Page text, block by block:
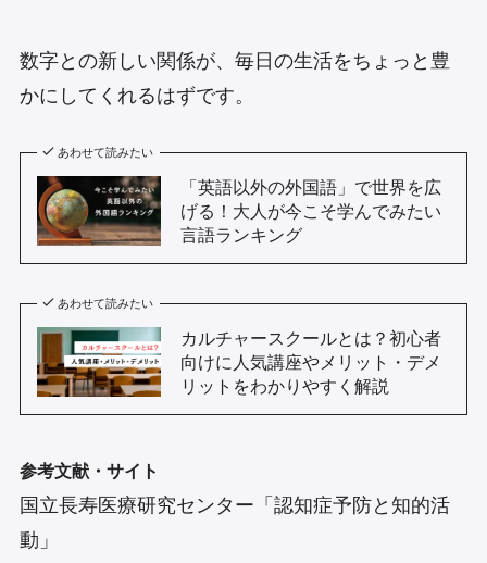
数字との新しい関係が、毎日の生活をちょっと豊
かにしてくれるはずです。
あわせて読みたい
「英語以外の外国語」で世界を広
げる！大人が今こそ学んでみたい
言語ランキング
あわせて読みたい
カルチャースクールとは？初心者
向けに人気講座やメリット・デメ
リットをわかりやすく解説
参考文献・サイト
国立長寿医療研究センター「認知症予防と知的活
動」